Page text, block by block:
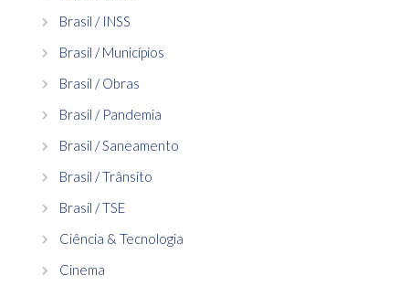
Brasil / INSS
Brasil / Municípios
Brasil / Obras
Brasil / Pandemia
Brasil / Saneamento
Brasil / Trânsito
Brasil / TSE
Ciência & Tecnologia
Cinema